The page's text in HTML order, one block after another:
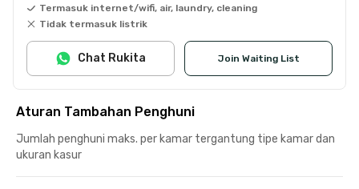
Termasuk internet/wifi, air, laundry, cleaning
Tidak termasuk listrik
Join Waiting List
Chat Rukita
Aturan Tambahan Penghuni
Jumlah penghuni maks. per kamar tergantung tipe kamar dan
ukuran kasur